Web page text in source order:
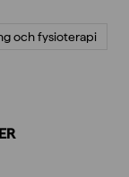
och fysioterapi